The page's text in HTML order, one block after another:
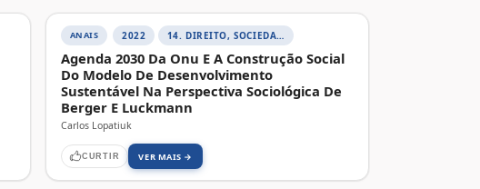
ANAIS 2022 14. DIREITO, SOCIEDADE E CONTEMPORANEIDADE
Agenda 2030 Da Onu E A Construção Social
Do Modelo De Desenvolvimento
Sustentável Na Perspectiva Sociológica De
Berger E Luckmann
Carlos Lopatiuk
CURTIR VER MAIS →